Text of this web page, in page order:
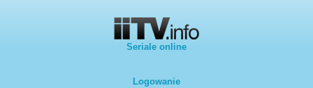
Seriale online
Logowanie